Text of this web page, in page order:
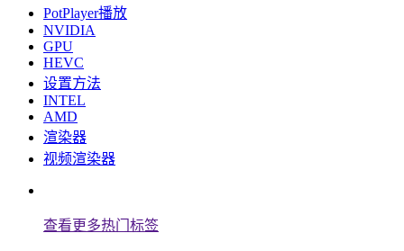
PotPlayer播放
NVIDIA
GPU
HEVC
设置方法
INTEL
AMD
渲染器
视频渲染器
查看更多热门标签